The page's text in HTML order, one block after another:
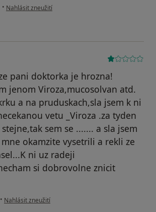
• podle názoru uživatele Pacient
Nahlásit zneužití
pani doktorka je hrozna!
jenom Viroza,mucosolvan atd.
a na pruduskach,sla jsem k ni
vetu _Viroza .za tyden
sem se ....... a sla jsem
mne okamzite vysetrili a rekli ze
ni uz radeji
si dobrovolne znicit
• podle názoru uživatele Pacient
Nahlásit zneužití